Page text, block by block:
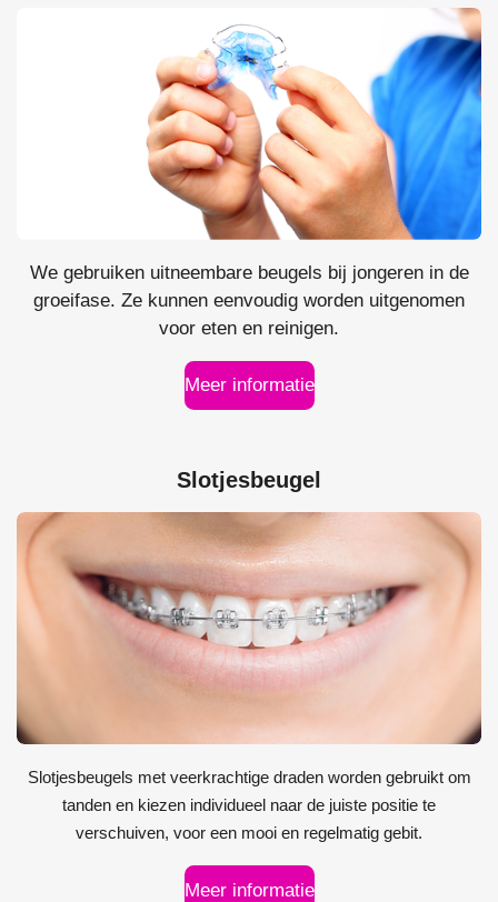
We gebruiken uitneembare beugels bij jongeren in de
groeifase. Ze kunnen eenvoudig worden uitgenomen
voor eten en reinigen.
Meer informatie
Slotjesbeugel
Slotjesbeugels met veerkrachtige draden worden gebruikt om
tanden en kiezen individueel naar de juiste positie te
verschuiven, voor een mooi en regelmatig gebit.
Meer informatie